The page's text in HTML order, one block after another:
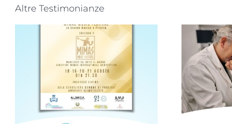
Altre Testimonianze
Progetto “VAMOLAA,
in campo anche
l’Università La
Sapienza di Roma